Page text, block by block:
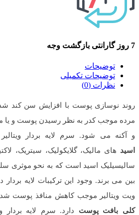
7 روز گارانتی بازگشت وجه
توضیحات
توضیحات تکمیلی
نظرات (0)
روند نوسازی پوست با افزایش سن کند
مرده موجب کدر به نظر رسیدن پوست و
و آکنه می شود. سرم لایه بردار
اسید های مالیک، گلایکولیک، سیتریک،
سالیسیلیک اسید است که به نحو موثری
ویت ویتالیر موجب کاهش منافذ پوست
کلی بافت پوست دارد. سرم لایه بردار